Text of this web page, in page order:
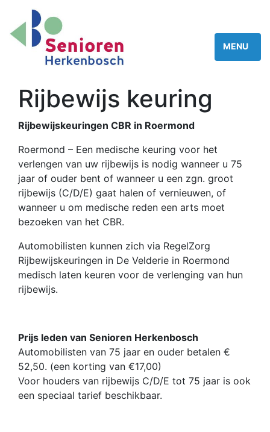
Rijbewijs keuring
Rijbewijskeuringen CBR in Roermond
Roermond – Een medische keuring voor het
verlengen van uw rijbewijs is nodig wanneer u 75
jaar of ouder bent of wanneer u een zgn. groot
rijbewijs (C/D/E) gaat halen of vernieuwen, of
wanneer u om medische reden een arts moet
bezoeken van het CBR.
Automobilisten kunnen zich via RegelZorg
Rijbewijskeuringen in De Velderie in Roermond
medisch laten keuren voor de verlenging van hun
rijbewijs.
Prijs leden van Senioren Herkenbosch
Automobilisten van 75 jaar en ouder betalen €
52,50. (een korting van €17,00)
Voor houders van rijbewijs C/D/E tot 75 jaar is ook
een speciaal tarief beschikbaar.